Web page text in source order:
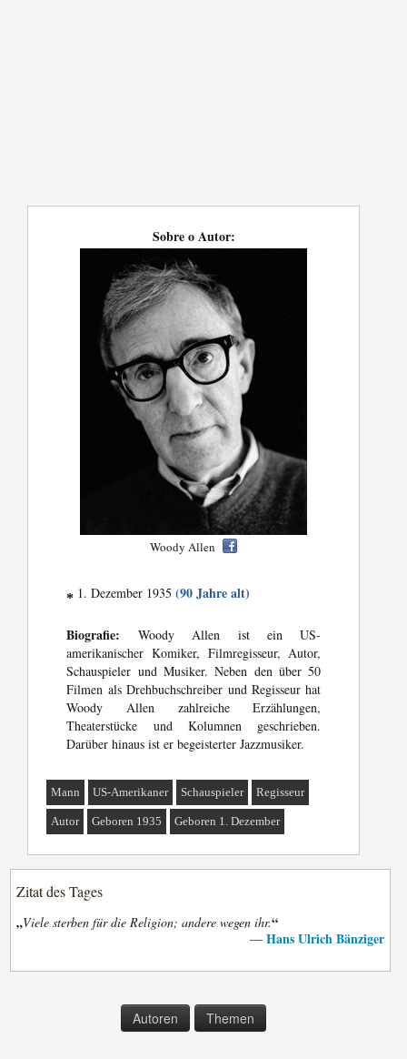
Sobre o Autor:
Woody Allen
* 1. Dezember 1935(90 Jahre alt)
Biografie: Woody Allen ist ein US-
amerikanischer Komiker, Filmregisseur, Autor,
Schauspieler und Musiker. Neben den über 50
Filmen als Drehbuchschreiber und Regisseur hat
Woody Allen zahlreiche Erzählungen,
Theaterstücke und Kolumnen geschrieben.
Darüber hinaus ist er begeisterter Jazzmusiker.
Mann US-Amerikaner Schauspieler Regisseur
Autor Geboren 1935 Geboren 1. Dezember
Zitat des Tages
„Viele sterben für die Religion; andere wegen ihr.“
— Hans Ulrich Bänziger
Autoren Themen